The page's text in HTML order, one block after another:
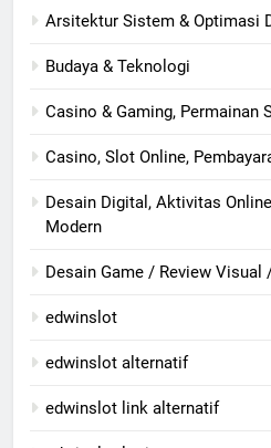
Arsitektur Sistem & Optimasi
Budaya & Teknologi
Casino & Gaming, Permainan
Casino, Slot Online,
Desain Digital, Aktivitas
Modern
Desain Game / Review Visual
edwinslot
edwinslot alternatif
edwinslot link alternatif